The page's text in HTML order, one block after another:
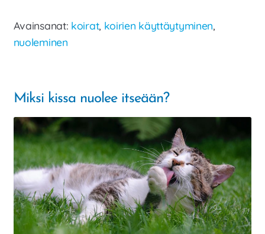
itseään
Avainsanat: koirat, koirien käyttäytyminen,
nuoleminen
Miksi kissa nuolee itseään?